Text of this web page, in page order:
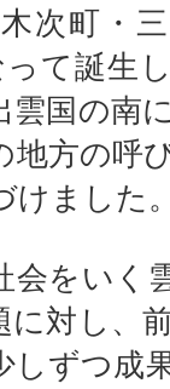
次町・
て誕生
雲国の南
地方の呼
けました
会をいく
に対し、
しずつ成